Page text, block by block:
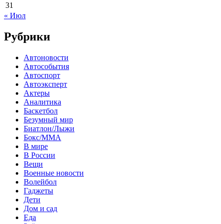
31
« Июл
Рубрики
Автоновости
Автособытия
Автоспорт
Автоэксперт
Актеры
Аналитика
Баскетбол
Безумный мир
Биатлон/Лыжи
Бокс/MMA
В мире
В России
Вещи
Военные новости
Волейбол
Гаджеты
Дети
Дом и сад
Еда